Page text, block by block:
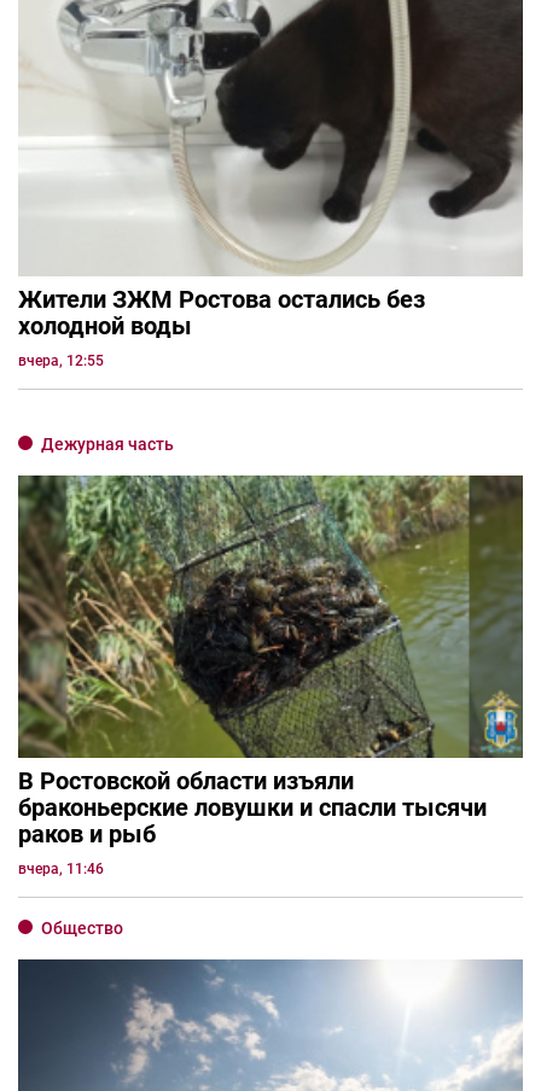
Жители ЗЖМ Ростова остались без
холодной воды
вчера, 12:55
Дежурная часть
В Ростовской области изъяли
браконьерские ловушки и спасли тысячи
раков и рыб
вчера, 11:46
Общество